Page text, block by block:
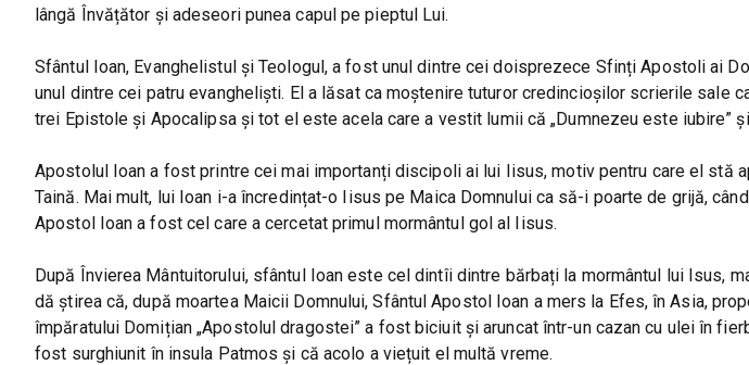
lângă Învățător și adeseori punea capul pe pieptul Lui.
Sfântul Ioan, Evanghelistul și Teologul, a fost unul dintre cei doisprezece Sfinți Apostoli ai
unul dintre cei patru evangheliști. El a lăsat ca moștenire tuturor credincioșilor scrierile sale
trei Epistole și Apocalipsa și tot el este acela care a vestit lumii că „Dumnezeu este iubire”
Apostolul Ioan a fost printre cei mai importanți discipoli ai lui Iisus, motiv pentru care el stă
Taină. Mai mult, lui Ioan i-a încredințat-o Iisus pe Maica Domnului ca să-i poarte de grijă,
Apostol Ioan a fost cel care a cercetat primul mormântul gol al Iisus.
După Învierea Mântuitorului, sfântul Ioan este cel dintîi dintre bărbați la mormântul lui Isus,
dă știrea că, după moartea Maicii Domnului, Sfântul Apostol Ioan a mers la Efes, în Asia,
împăratului Domițian „Apostolul dragostei” a fost biciuit și aruncat într-un cazan cu ulei în
fost surghiunit în insula Patmos și că acolo a viețuit el multă vreme.